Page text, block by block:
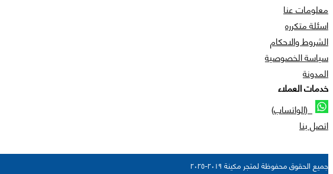
معلومات عنا
اسئلة متكرره
الشروط والاحكام
سياسة الخصوصية
المدونة
خدمات العملاء
(الواتساب)
اتصل بنا
جميع الحقوق محفوظة لمتجر مكينة ٢٠١٩-٢٠٢٥